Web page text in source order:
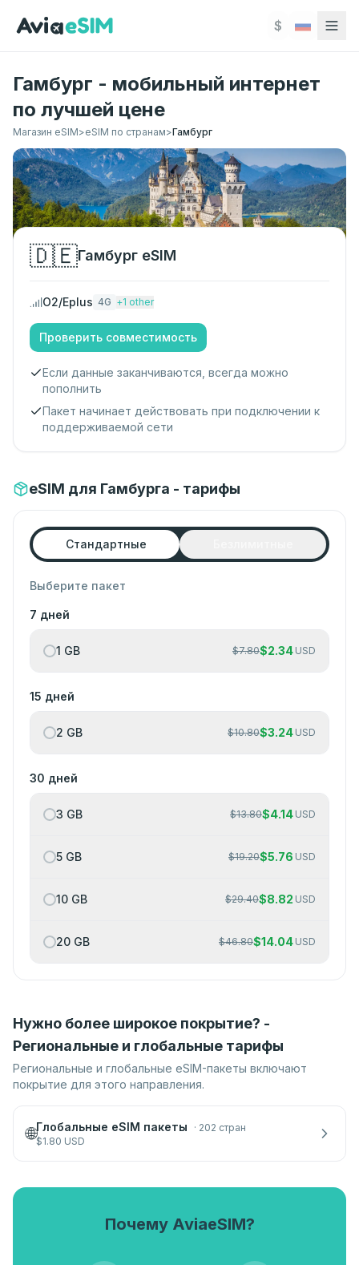
$
Гамбург - мобильный интернет
по лучшей цене
Магазин eSIM>eSIM по странам>Гамбург
🇩🇪Гамбург eSIM
O2/Eplus 4G +1 other
Проверить совместимость
Если данные заканчиваются, всегда можно
пополнить
Пакет начинает действовать при подключении к
поддерживаемой сети
eSIM для Гамбурга - тарифы
Стандартные
Выберите пакет
7 дней
1 GB $7.80$2.34 USD
15 дней
2 GB $10.80$3.24 USD
30 дней
3 GB $13.80$4.14 USD
5 GB $19.20$5.76 USD
10 GB $29.40$8.82 USD
20 GB $46.80$14.04 USD
Нужно более широкое покрытие? -
Региональные и глобальные тарифы
Региональные и глобальные eSIM-пакеты включают
покрытие для этого направления.
🌐Глобальные eSIM пакеты · 202 стран
$1.80 USD
Почему AviaeSIM?